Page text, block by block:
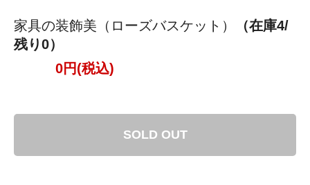
家具の装飾美（ローズバスケット）
（在庫4/
残り0）
0円(税込)
SOLD OUT